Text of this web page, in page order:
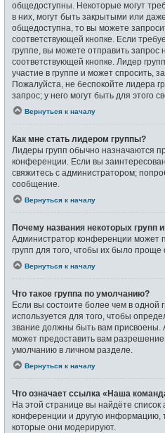
общедоступны. Некоторые могут
в них, могут быть закрытыми или
общедоступна, то вы можете
соответствующей кнопке. Если
группе, вы можете отправить запрос
соответствующей кнопке. Лидер
участие в группе и может спросить,
Пожалуйста, не беспокойте лидера
запрос; у него могут быть для этого
Вернуться к началу
Как мне стать лидером группы?
Лидеры групп обычно назначаются
конференции. Если вы
свяжитесь с администратором;
сообщение.
Вернуться к началу
Почему названия некоторых групп
Администратор конференции может
групп для того, чтобы их было проще
Вернуться к началу
Что такое группа по умолчанию?
Если вы состоите более чем в одной
используется для того, чтобы
звание должны быть вам присвоены.
может предоставить вам
умолчанию в личном разделе.
Вернуться к началу
Что означает ссылка «Наша
На этой странице вы найдёте
конференции и другую информацию,
которые они модерируют.